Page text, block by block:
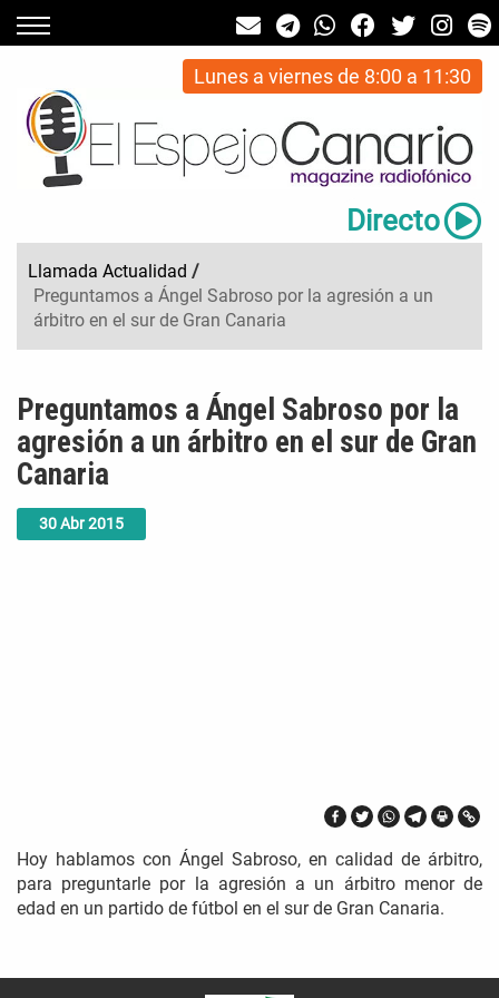
Lunes a viernes de 8:00 a 11:30
Directo
Llamada Actualidad /
Preguntamos a Ángel Sabroso por la agresión a un
árbitro en el sur de Gran Canaria
30Abr2015
Preguntamos a Ángel Sabroso por la
agresión a un árbitro en el sur de Gran
Canaria
Hoy hablamos con Ángel Sabroso, en calidad de árbitro,
para preguntarle por la agresión a un árbitro menor de
edad en un partido de fútbol en el sur de Gran Canaria.